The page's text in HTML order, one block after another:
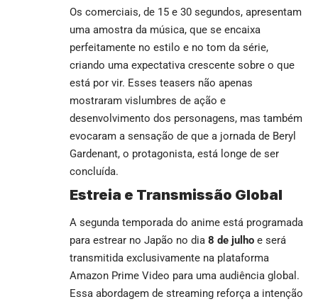
Os comerciais, de 15 e 30 segundos, apresentam
uma amostra da música, que se encaixa
perfeitamente no estilo e no tom da série,
criando uma expectativa crescente sobre o que
está por vir. Esses teasers não apenas
mostraram vislumbres de ação e
desenvolvimento dos personagens, mas também
evocaram a sensação de que a jornada de Beryl
Gardenant, o protagonista, está longe de ser
concluída.
Estreia e Transmissão Global
A segunda temporada do anime está programada
para estrear no Japão no dia 8 de julho e será
transmitida exclusivamente na plataforma
Amazon Prime Video para uma audiência global.
Essa abordagem de streaming reforça a intenção